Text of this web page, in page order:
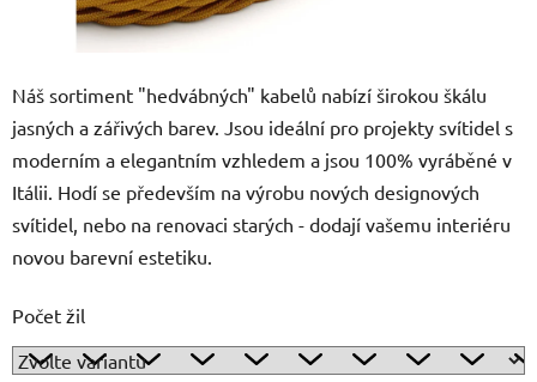
Náš sortiment "hedvábných" kabelů nabízí širokou škálu
jasných a zářivých barev. Jsou ideální pro projekty svítidel s
moderním a elegantním vzhledem a jsou 100% vyráběné v
Itálii. Hodí se především na výrobu nových designových
svítidel, nebo na renovaci starých - dodají vašemu interiéru
novou barevní estetiku.
Počet žil